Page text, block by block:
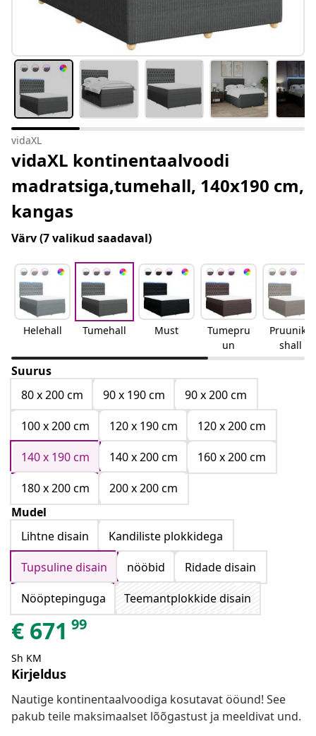
vidaXL
vidaXL kontinentaalvoodi
madratsiga,tumehall, 140x190 cm,
kangas
Värv(7 valikud saadaval)
Helehall Tumehall Must
Tumepru
un
Pruunika
shall
Suurus
80 x 200 cm
90 x 190 cm
90 x 200 cm
100 x 200 cm
120 x 190 cm
120 x 200 cm
140 x 190 cm
140 x 200 cm
160 x 200 cm
180 x 200 cm
200 x 200 cm
Mudel
Lihtne disain
Kandiliste plokkidega
Tupsuline disain
nööbid
Ridade disain
Nööptepinguga
Teemantplokkide disain
€ 671 99
Sh KM
Kirjeldus
Nautige kontinentaalvoodiga kosutavat ööund! See
pakub teile maksimaalset lõõgastust ja meeldivat und.